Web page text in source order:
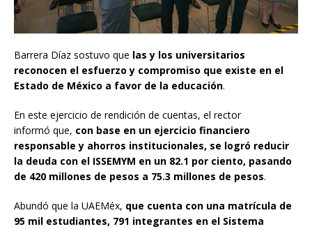
Barrera Díaz sostuvo que las y los universitarios
reconocen el esfuerzo y compromiso que existe en el
Estado de México a favor de la educación.
En este ejercicio de rendición de cuentas, el rector
informó que, con base en un ejercicio financiero
responsable y ahorros institucionales, se logró reducir
la deuda con el ISSEMYM en un 82.1 por ciento, pasando
de 420 millones de pesos a 75.3 millones de pesos.
Abundó que la UAEMéx, que cuenta con una matrícula de
95 mil estudiantes, 791 integrantes en el Sistema